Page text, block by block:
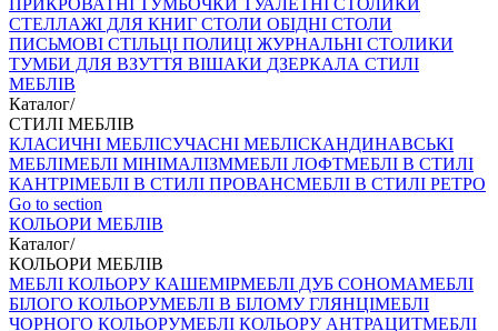
ПРИКРОВАТНІ ТУМБОЧКИ ТУАЛЕТНІ СТОЛИКИ
СТЕЛЛАЖІ ДЛЯ КНИГ СТОЛИ ОБІДНІ СТОЛИ
ПИСЬМОВІ СТІЛЬЦI ПОЛИЦІ ЖУРНАЛЬНІ СТОЛИКИ
ТУМБИ ДЛЯ ВЗУТТЯ ВІШАКИ ДЗЕРКАЛА СТИЛІ
МЕБЛІВ
Каталог/
СТИЛІ МЕБЛІВ
КЛАСИЧНІ МЕБЛІСУЧАСНІ МЕБЛІСКАНДИНАВСЬКІ
МЕБЛІМЕБЛІ МІНІМАЛІЗММЕБЛІ ЛОФТМЕБЛІ В СТИЛІ
КАНТРІМЕБЛІ В СТИЛІ ПРОВАНСМЕБЛІ В СТИЛІ РЕТРО
Go to section
КОЛЬОРИ МЕБЛІВ
Каталог/
КОЛЬОРИ МЕБЛІВ
МЕБЛІ КОЛЬОРУ КАШЕМІРМЕБЛІ ДУБ СОНОМАМЕБЛІ
БІЛОГО КОЛЬОРУМЕБЛІ В БІЛОМУ ГЛЯНЦІМЕБЛІ
ЧОРНОГО КОЛЬОРУМЕБЛІ КОЛЬОРУ АНТРАЦИТМЕБЛІ